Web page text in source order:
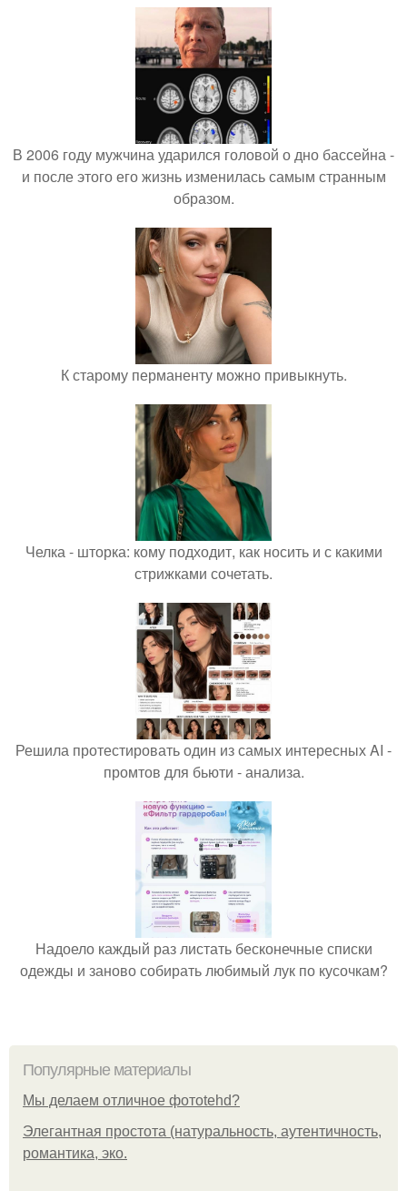
В 2006 году мужчина ударился головой о дно бассейна -
и после этого его жизнь изменилась самым странным
образом.
К старому перманенту можно привыкнуть.
Челка - шторка: кому подходит, как носить и с какими
стрижками сочетать.
Решила протестировать один из самых интересных AI -
промтов для бьюти - анализа.
Надоело каждый раз листать бесконечные списки
одежды и заново собирать любимый лук по кусочкам?
Популярные материалы
Мы делаем отличное фотоtehd?
Элегантная простота (натуральность, аутентичность,
романтика, эко.